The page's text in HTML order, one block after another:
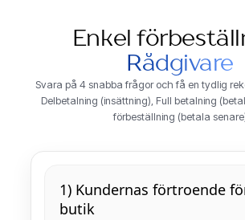
Enkel
Rådgivare
Svara på 4 snabba frågor och få en tydlig
Delbetalning (insättning), Full betalning
förbeställning (betala
1) Kundernas förtroende
butik